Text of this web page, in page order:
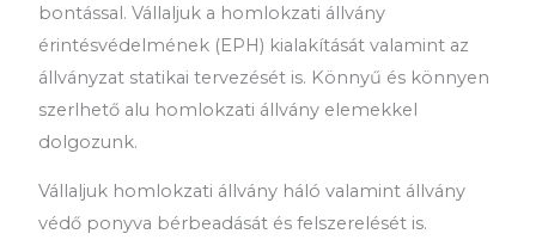
bontással. Vállaljuk a homlokzati állvány
érintésvédelmének (EPH) kialakítását valamint az
állványzat statikai tervezését is. Könnyű és könnyen
szerlhető alu homlokzati állvány elemekkel
dolgozunk.
Vállaljuk homlokzati állvány háló valamint állvány
védő ponyva bérbeadását és felszerelését is.